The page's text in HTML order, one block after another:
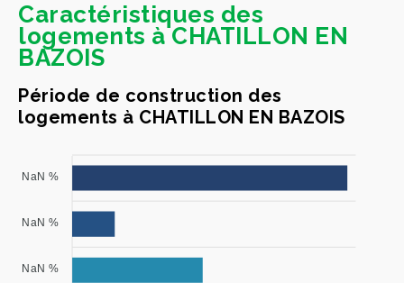
Caractéristiques des
logements à CHATILLON EN
BAZOIS
Période de construction des
logements à CHATILLON EN BAZOIS
NaN %
NaN %
NaN %